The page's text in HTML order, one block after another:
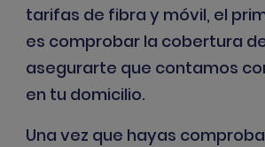
tarifas de fibra y móvil, el
es comprobar la cobertura
asegurarte que contamos
en tu domicilio.
Una vez que hayas